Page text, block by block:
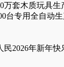
万套木质玩具
台专用全自动
2026年新年快